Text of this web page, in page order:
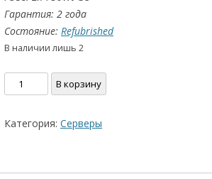
Гарантия: 2 года
Состояние: Refubrished
В наличии лишь 2
Количество
товара
HP
В корзину
Категория: Серверы